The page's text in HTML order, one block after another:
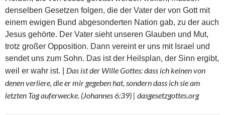
denselben Gesetzen folgen, die der Vater der von Gott mit
einem ewigen Bund abgesonderten Nation gab, zu der auch
Jesus gehörte. Der Vater sieht unseren Glauben und Mut,
trotz großer Opposition. Dann vereint er uns mit Israel und
sendet uns zum Sohn. Das ist der Heilsplan, der Sinn ergibt,
weil er wahr ist. | Das ist der Wille Gottes: dass ich keinen von
denen verliere, die er mir gegeben hat, sondern dass ich sie am
letzten Tag auferwecke. (Johannes 6:39) | dasgesetzgottes.org